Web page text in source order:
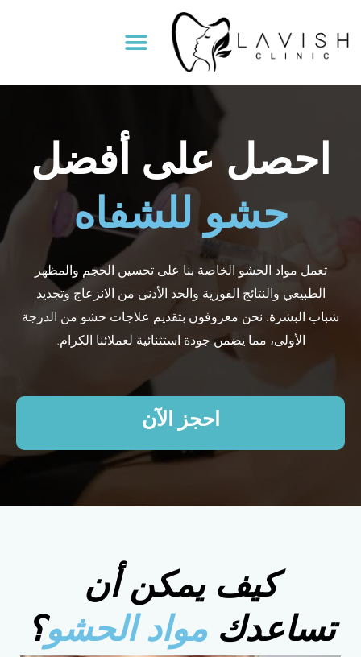
إلى
المحتوى
Menu
احصل على أفضل
حشو للشفاه
تعمل مواد الحشو الخاصة بنا على تحسين الحجم والمظهر
الطبيعي والنتائج الفورية والحد الأدنى من الانزعاج وتجديد
شباب البشرة. نحن معروفون بتقديم علاجات حشو من الدرجة
الأولى، مما يضمن جودة استثنائية لعملائنا الكرام.
احجز الآن
كيف يمكن أن
تساعدكمواد الحشو؟